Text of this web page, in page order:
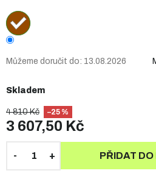
4 810 Kč –25 %
3 607,50 Kč
Skladem
Můžeme doručit do: 13.08.2026
PŘIDAT DO